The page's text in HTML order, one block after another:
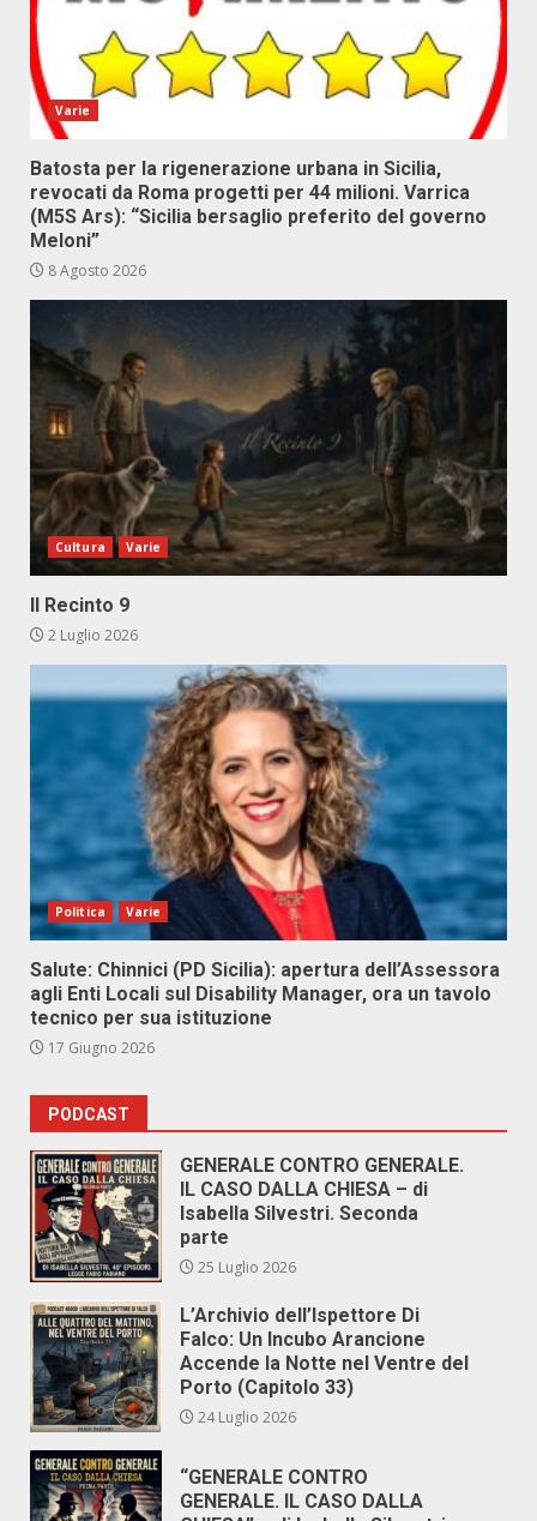
Varie
Batosta per la rigenerazione urbana in Sicilia,
revocati da Roma progetti per 44 milioni. Varrica
(M5S Ars): “Sicilia bersaglio preferito del governo
Meloni”
8 Agosto 2026
Cultura Varie
Il Recinto 9
2 Luglio 2026
Politica Varie
Salute: Chinnici (PD Sicilia): apertura dell’Assessora
agli Enti Locali sul Disability Manager, ora un tavolo
tecnico per sua istituzione
17 Giugno 2026
PODCAST
GENERALE CONTRO GENERALE.
IL CASO DALLA CHIESA – di
Isabella Silvestri. Seconda
parte
25 Luglio 2026
L’Archivio dell’Ispettore Di
Falco: Un Incubo Arancione
Accende la Notte nel Ventre del
Porto (Capitolo 33)
24 Luglio 2026
“GENERALE CONTRO
GENERALE. IL CASO DALLA